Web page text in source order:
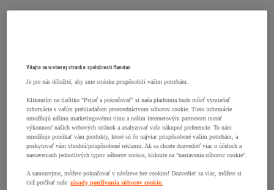
Vitajte na webovej stránke spoločnosti Manutan
Je pre nás dôležité, aby sme stránku prispôsobili vašim potrebám.
Kliknutím na tlačitko "Prijať a pokračovať" si naša platforma bude môcť vymieňať
informácie s vaším prehliadačom prostredníctvom súborov cookie. Tieto informácie
umožňujú nášmu marketingovému tímu a našim internetovým partnerom merať
výkonnosť našich webových stránok a analyzovať vaše nákupné preferencie. To nám
umožňuje ponúkať vám produkty, ktoré sú čo najviac prispôsobené vašim potrebám, a
poskytovať vám vhodnú/prispôsobené reklamu. Ak sa chcete dozvedieť viac o účeloch a
nastaveniach jednotlivých typov súborov cookie, kliknite na "nastavenia súborov cookie".
A samozrejme, môžete pokračovať v návšteve bez cookies! Dozvedieť sa viac, môžete si
tiež prečítať naše zásady používania súborov cookie.